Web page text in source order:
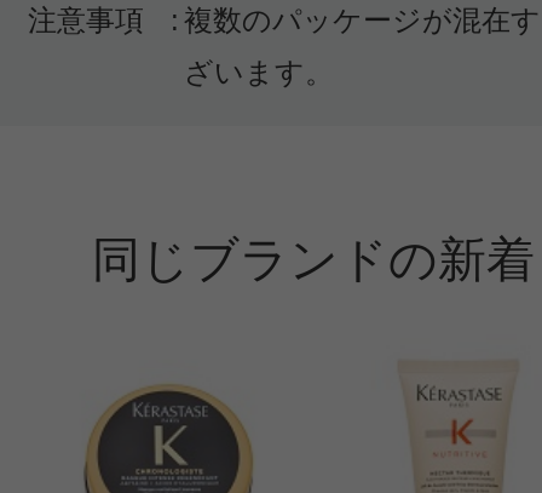
ため、他のケラスターゼのシャンプ
保湿感が少なく、流した時に少しき
すべての2件のクチコミを見る
注意事項
: 複数のパッケージが混在
ざいます。
同じブランドの新